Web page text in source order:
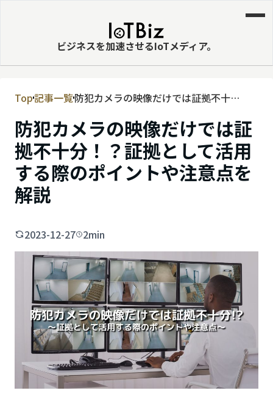
ビジネスを加速させるIoTメディア。
MVNE
エッジ
LPWA
DaaS
IaaS
ビッグデータ
MNO
MVNO
スマート漁業
5G
クラウド
Top記事一覧防犯カメラの映像だけでは証拠不十
や注意点を解説
防犯カメラの映像だけでは証
拠不十分！？証拠として活用
する際のポイントや注意点を
解説
2023-12-27 2min